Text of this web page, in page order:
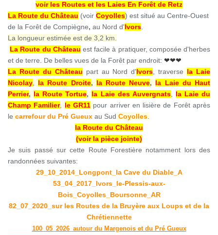
voir les Routes et les Laies En Forêt de Retz
La Route du Château (voir Coyolles) est situé au Centre-Ouest
de la Forêt de Compiègne, au Nord d'Ivors
La longueur estimée est de 3,2 km.
La Route du Château est facile à pratiquer, composée d'herbes
et de terre. De belles vues de la Forêt par endroit: ❤❤❤
La Route du Château part au Nord d'Ivors , traverse la Laie
Nicolay
la Route Droite, la Route Neuve, la Laie du Haut
Perrier, la Route Tortue, la Laie des Auvergnats, la Laie du
Champ Familier, le GR11 pour arriver en lisière de Forêt après
le carrefour du Pré Gueux au Sud Coyolles
la Route du Château
(voir la pièce jointe)
Je suis passé sur cette Route Forestière notamment lors des
randonnées suivantes:
29_10_2014_Longpont_la Cave du Diable_A
53_04_2017_Ivors_le-Plessis-aux-
Bois_Coyolles_Boursonne_AR
82_07_2020_sur les Routes de la Bruyère aux Loups et de la
Chrétiennette
100_05_2026_autour du Margenois et du Pré Gueux